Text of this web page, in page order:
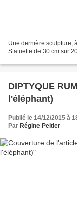
Une dernière sculpture,
Statuette de 30 cm sur
DIPTYQUE
l'éléphant)
Publié le 14/12/2015 à
Par Régine Peltier